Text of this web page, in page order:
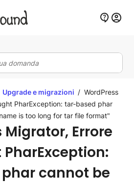
Upgrade e migrazioni / WordPress
PharException: tar-based phar
is too long for tar file format"
Migrator, Errore
cannot be